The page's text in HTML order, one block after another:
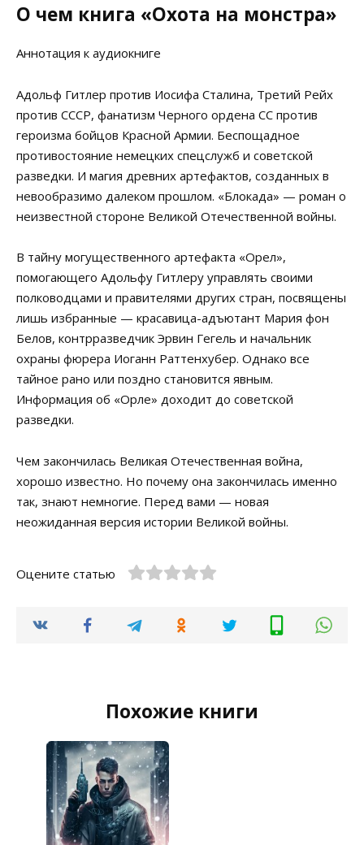
О чем книга «Охота на монстра»
Аннотация к аудиокниге
Адольф Гитлер против Иосифа Сталина, Третий Рейх
против СССР, фанатизм Черного ордена СС против
героизма бойцов Красной Армии. Беспощадное
противостояние немецких спецслужб и советской
разведки. И магия древних артефактов, созданных в
невообразимо далеком прошлом. «Блокада» — роман о
неизвестной стороне Великой Отечественной войны.
В тайну могущественного артефакта «Орел»,
помогающего Адольфу Гитлеру управлять своими
полководцами и правителями других стран, посвящены
лишь избранные — красавица-адъютант Мария фон
Белов, контрразведчик Эрвин Гегель и начальник
охраны фюрера Иоганн Раттенхубер. Однако все
тайное рано или поздно становится явным.
Информация об «Орле» доходит до советской
разведки.
Чем закончилась Великая Отечественная война,
хорошо известно. Но почему она закончилась именно
так, знают немногие. Перед вами — новая
неожиданная версия истории Великой войны.
Оцените статью
Похожие книги